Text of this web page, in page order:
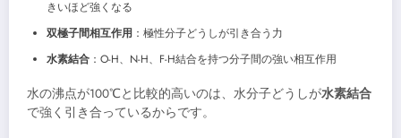
きいほど強くなる
双極子間相互作用 ：極性分子どうしが引き合う力
水素結合 ：O-H、N-H、F-H結合を持つ分子間の強い相互作用
水の沸点が100℃と比較的高いのは、水分子どうしが水素結合
で強く引き合っているからです。